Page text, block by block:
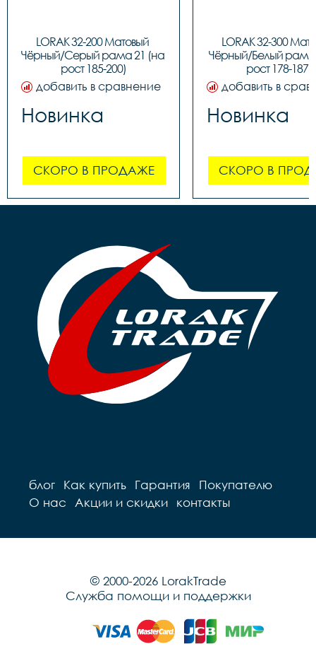
LORAK 32-200 Матовый
Чёрный/Серый рама 21 (на
рост 185-200)
добавить в сравнение
Новинка
СКОРО В ПРОДАЖЕ
LORAK 32-300
Чёрный/Белый рама
рост 178-187)
добавить в
Новинка
СКОРО В
блог Как купить Гарантия
Покупателю
О нас
Акции и скидки контакты
© 2000-2026 LorakTrade
Служба помощи и поддержки